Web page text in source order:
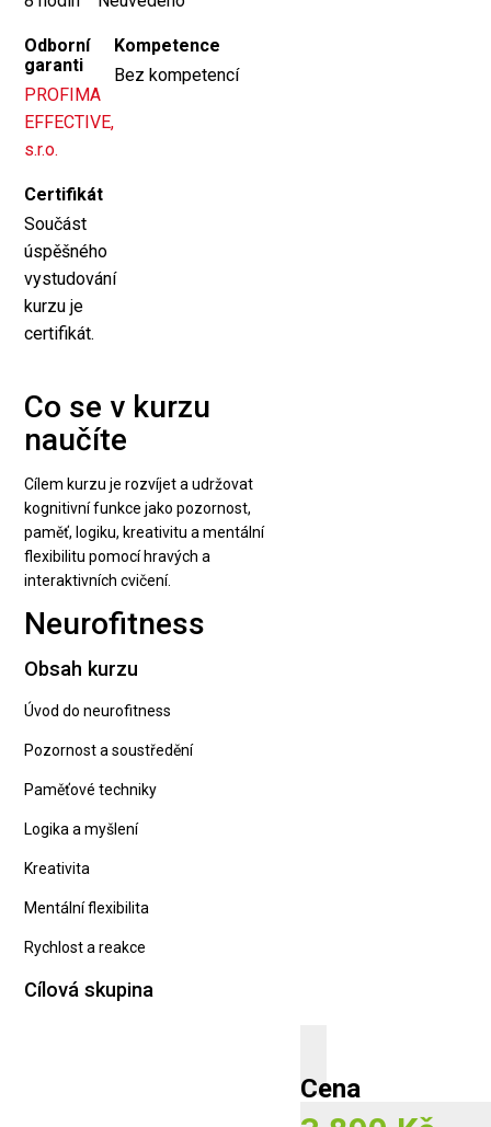
Cena
Odborní
garanti
PROFIMA
EFFECTIVE,
s.r.o.
Kompetence
Bez kompetencí
Certifikát
Součást
úspěšného
vystudování
kurzu je
certifikát.
Co se v kurzu
naučíte
Cílem kurzu je rozvíjet a udržovat
kognitivní funkce jako pozornost,
paměť, logiku, kreativitu a mentální
flexibilitu pomocí hravých a
interaktivních cvičení.
Neurofitness
Obsah kurzu
Úvod do neurofitness
Pozornost a soustředění
Paměťové techniky
Logika a myšlení
Kreativita
Mentální flexibilita
Rychlost a reakce
Cílová skupina